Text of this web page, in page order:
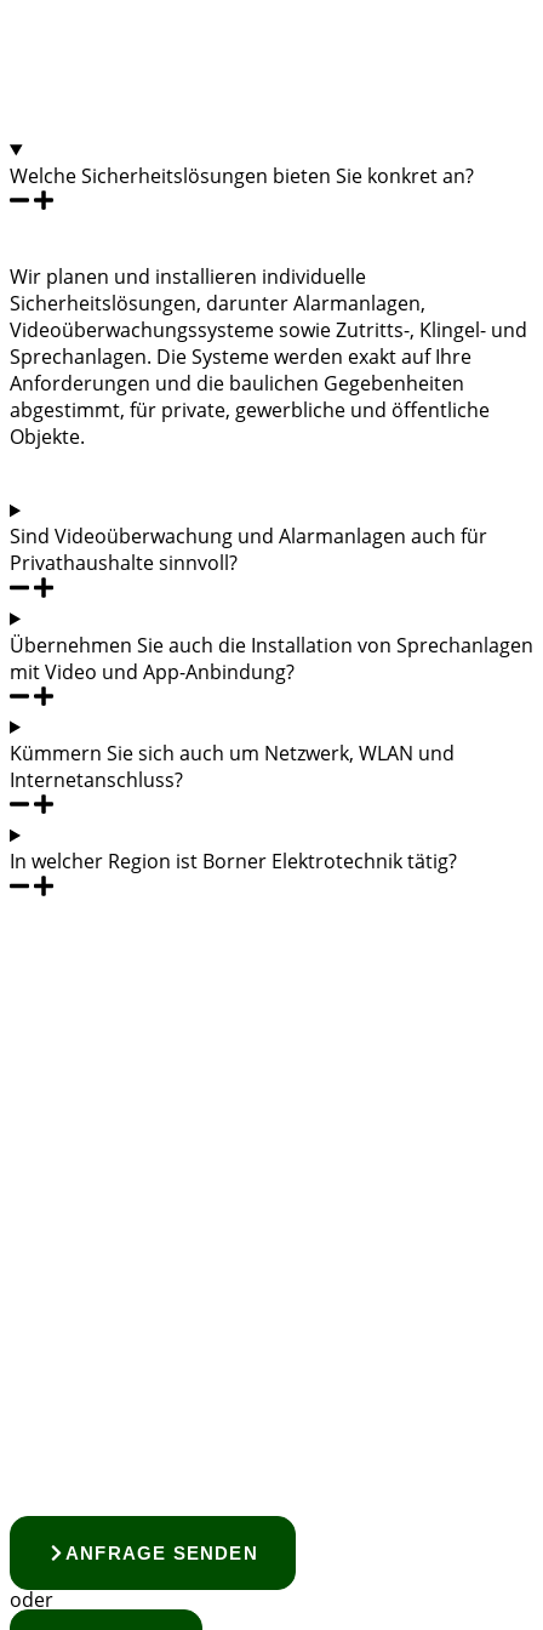
Welche Sicherheitslösungen bieten Sie konkret an?
Wir planen und installieren individuelle
Sicherheitslösungen, darunter Alarmanlagen,
Videoüberwachungssysteme sowie Zutritts-, Klingel- und
Sprechanlagen. Die Systeme werden exakt auf Ihre
Anforderungen und die baulichen Gegebenheiten
abgestimmt, für private, gewerbliche und öffentliche
Objekte.
Sind Videoüberwachung und Alarmanlagen auch für
Privathaushalte sinnvoll?
Übernehmen Sie auch die Installation von Sprechanlagen
mit Video und App-Anbindung?
Kümmern Sie sich auch um Netzwerk, WLAN und
Internetanschluss?
In welcher Region ist Borner Elektrotechnik tätig?
ANFRAGE SENDEN
oder